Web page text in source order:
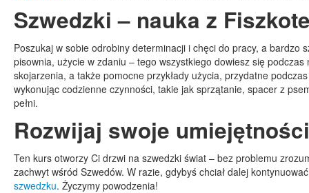
Szwedzki – nauka z
Poszukaj w sobie odrobiny determinacji i chęci do pracy, a bardzo
pisownia, użycie w zdaniu – tego wszystkiego dowiesz się
skojarzenia, a także pomocne przykłady użycia, przydatne
wykonując codzienne czynności, takie jak sprzątanie, spacer z
pełni.
Rozwijaj swoje
Ten kurs otworzy Ci drzwi na szwedzki świat – bez problemu
zachwyt wśród Szwedów. W razie, gdybyś chciał dalej
szwedzku. Życzymy powodzenia!